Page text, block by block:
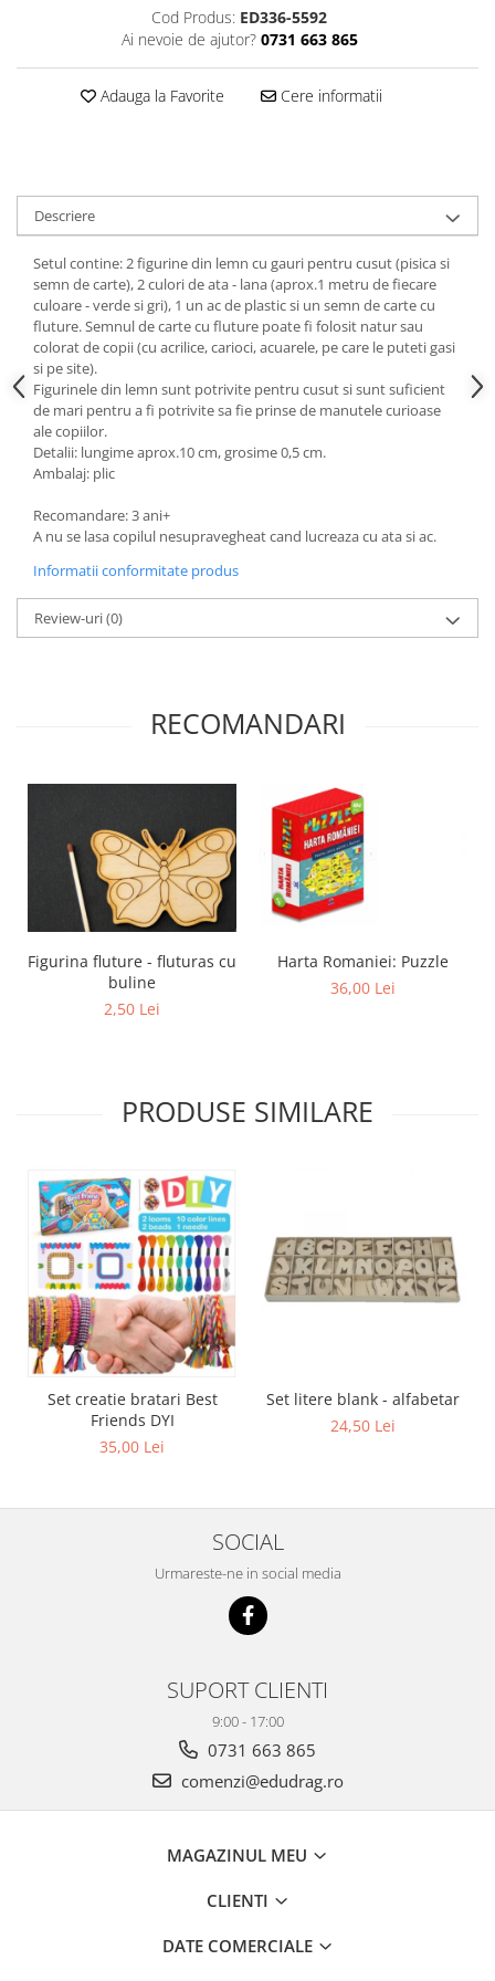
Cod Produs: ED336-5592
Ai nevoie de ajutor? 0731 663 865
Adauga la Favorite Cere informatii
Descriere
Setul contine: 2 figurine din lemn cu gauri pentru cusut (pisica si
semn de carte), 2 culori de ata - lana (aprox.1 metru de fiecare
culoare - verde si gri), 1 un ac de plastic si un semn de carte cu
fluture. Semnul de carte cu fluture poate fi folosit natur sau
colorat de copii (cu acrilice, carioci, acuarele, pe care le puteti gasi
si pe site).
Figurinele din lemn sunt potrivite pentru cusut si sunt suficient
de mari pentru a fi potrivite sa fie prinse de manutele curioase
ale copiilor.
Detalii: lungime aprox.10 cm, grosime 0,5 cm.
Ambalaj: plic
Recomandare: 3 ani+
A nu se lasa copilul nesupravegheat cand lucreaza cu ata si ac.
Informatii conformitate produs
Review-uri(0)
RECOMANDARI
Figurina fluture - fluturas cu
buline
2,50 Lei
Harta Romaniei: Puzzle
36,00 Lei
PRODUSE SIMILARE
Set creatie bratari Best
Friends DYI
35,00 Lei
Set litere blank - alfabetar
24,50 Lei
SOCIAL
Urmareste-ne in social media
SUPORT CLIENTI
9:00 - 17:00
0731 663 865
comenzi@edudrag.ro
MAGAZINUL MEU
CLIENTI
DATE COMERCIALE